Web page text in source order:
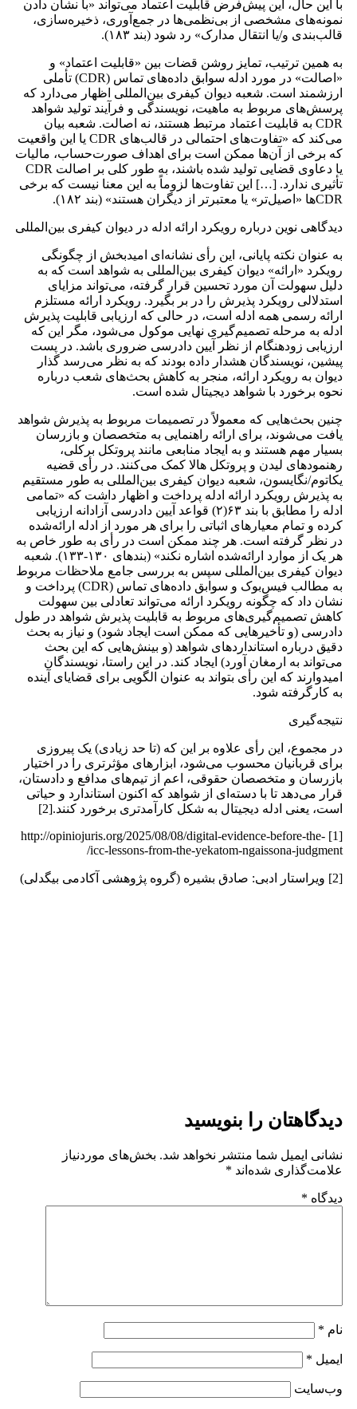
با این حال، این پیش‌فرض قابلیت اعتماد می‌تواند «با نشان دادن
نمونه‌های مشخصی از بی‌نظمی‌ها در جمع‌آوری، ذخیره‌سازی،
قالب‌بندی و/یا انتقال مدارک» رد شود (بند ۱۸۳).
به همین ترتیب، تمایز روشن قضات بین «قابلیت اعتماد» و
«اصالت» در مورد ادله سوابق داده‌های تماس (CDR) تأملی
ارزشمند است. شعبه دیوان کیفری بین‌المللی اظهار می‌دارد که
پرسش‌های مربوط به ماهیت، نویسندگی و فرآیند تولید شواهد
CDR به قابلیت اعتماد مرتبط هستند، نه اصالت. شعبه بیان
می‌کند که «تفاوت‌های احتمالی در قالب‌های CDR یا این واقعیت
که برخی از آن‌ها ممکن است برای اهداف صورت‌حساب، مالیات
یا دعاوی قضایی تولید شده باشند، به ‌طور کلی بر اصالت CDR
تأثیری ندارد. […] این تفاوت‌ها لزوماً به این معنا نیست که برخی
CDRها «اصیل‌تر» یا معتبرتر از دیگران هستند» (بند ۱۸۲).
دیدگاهی نوین درباره رویکرد ارائه ادله در دیوان کیفری بین‌المللی
به ‌عنوان نکته پایانی، این رأی نشانه‌ای امیدبخش از چگونگی
رویکرد «ارائه» دیوان کیفری بین‌المللی به شواهد است که به
دلیل سهولت آن مورد تحسین قرار گرفته، می‌تواند مزایای
استدلالی رویکرد پذیرش را در بر بگیرد. رویکرد ارائه مستلزم
ارائه رسمی همه ادله است، در حالی که ارزیابی قابلیت پذیرش
ادله به مرحله تصمیم‌گیری نهایی موکول می‌شود، مگر این که
ارزیابی زودهنگام از نظر آیین دادرسی ضروری باشد. در پست
پیشین، نویسندگان هشدار داده بودند که به نظر می‌رسد گذار
دیوان به رویکرد ارائه، منجر به کاهش بحث‌های شعب درباره
نحوه برخورد با شواهد دیجیتال شده است.
چنین بحث‌هایی که معمولاً در تصمیمات مربوط به پذیرش شواهد
یافت می‌شوند، برای ارائه راهنمایی به متخصصان و بازرسان
بسیار مهم هستند و به ایجاد منابعی مانند پروتکل برکلی،
رهنمودهای لیدن و پروتکل هالا کمک می‌کنند. در رأی قضیه
یکاتوم/نگایسون، شعبه دیوان کیفری بین‌المللی به ‌طور مستقیم
به پذیرش رویکرد ارائه ادله پرداخت و اظهار داشت که «تمامی
ادله را مطابق با بند ۶۳(۲) قواعد آیین دادرسی آزادانه ارزیابی
کرده و تمام معیارهای اثباتی را برای هر مورد از ادله ارائه‌شده
در نظر گرفته است. هر چند ممکن است در رأی به‌ طور خاص به
هر یک از موارد ارائه‌شده اشاره نکند» (بندهای ۱۳۰-۱۳۳). شعبه
دیوان کیفری بین‌المللی سپس به بررسی جامع ملاحظات مربوط
به مطالب فیس‌بوک و سوابق داده‌های تماس (CDR) پرداخت و
نشان داد که چگونه رویکرد ارائه می‌تواند تعادلی بین سهولت
کاهش تصمیم‌گیری‌های مربوط به قابلیت پذیرش شواهد در طول
دادرسی (و تأخیرهایی که ممکن است ایجاد شود) و نیاز به بحث
دقیق درباره استانداردهای شواهد (و بینش‌هایی که این بحث
می‌تواند به ارمغان آورد) ایجاد کند. در این راستا، نویسندگان
امیدوارند که این رأی بتواند به‌ عنوان الگویی برای قضایای آینده
به کارگرفته شود.
نتیجه‌گیری
در مجموع، این رأی علاوه بر این که (تا حد زیادی) یک پیروزی
برای قربانیان محسوب می‌شود، ابزارهای مؤثرتری را در اختیار
بازرسان و متخصصان حقوقی، اعم از تیم‌های مدافع و دادستان،
قرار می‌دهد تا با دسته‌ای از شواهد که اکنون استاندارد و حیاتی
است، یعنی ادله دیجیتال به ‌شکل کارآمدتری برخورد کنند.[2]
[1] http://opiniojuris.org/2025/08/08/digital-evidence-before-the-
icc-lessons-from-the-yekatom-ngaissona-judgment/
[2] ویراستار ادبی: صادق بشیره (گروه پژوهشی آکادمی بیگدلی)
دیدگاهتان را بنویسید
نشانی ایمیل شما منتشر نخواهد شد. بخش‌های موردنیاز
علامت‌گذاری شده‌اند *
دیدگاه *
نام *
ایمیل *
وب‌سایت